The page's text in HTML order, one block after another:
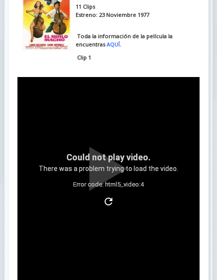
11 Clips
Estreno: 23 Noviembre 1977
Toda la información de la película la
encuentrasAQUÍ.
Clip 1
Could not play video.
There was a problem trying to load the video.
Error code: html5_video:4